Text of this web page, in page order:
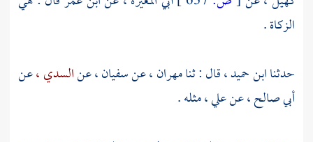
الزكاة .
حدثناابن حميد ،قال : ثنامهران ،عنسفيان ،عنالسدي ،عن
أبي صالح ،عنعلي، مثله .